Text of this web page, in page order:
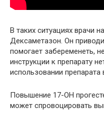
В таких ситуациях врачи
Дексаметазон. Он
помогает забеременеть,
инструкции к препарату
использовании препарата
Повышение 17-ОН
может спровоцировать